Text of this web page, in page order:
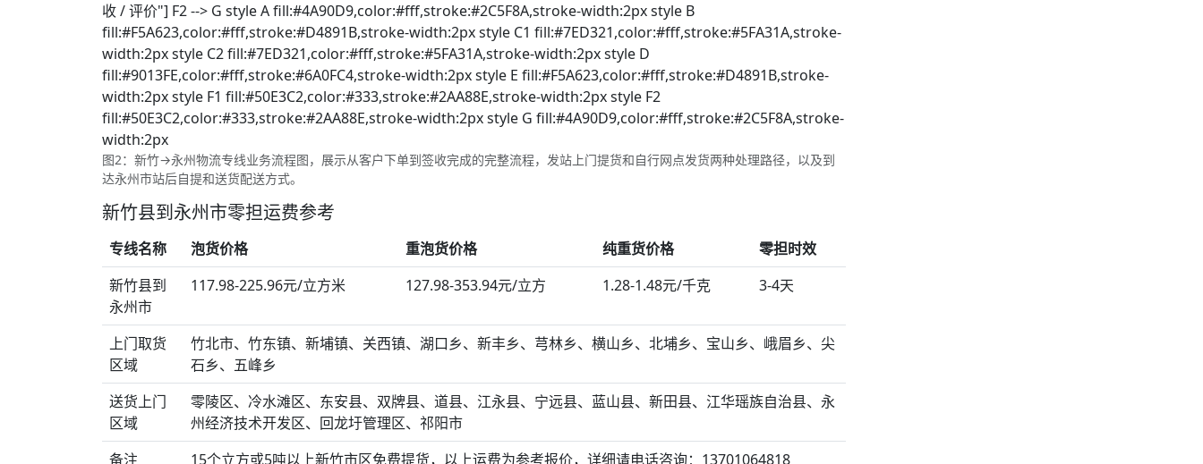
收 / 评价"] F2 --> G style A fill:#4A90D9,color:#fff,stroke:#2C5F8A,stroke-width:2px style B
fill:#F5A623,color:#fff,stroke:#D4891B,stroke-width:2px style C1 fill:#7ED321,color:#fff,stroke:#5FA31A,stroke-
width:2px style C2 fill:#7ED321,color:#fff,stroke:#5FA31A,stroke-width:2px style D
fill:#9013FE,color:#fff,stroke:#6A0FC4,stroke-width:2px style E fill:#F5A623,color:#fff,stroke:#D4891B,stroke-
width:2px style F1 fill:#50E3C2,color:#333,stroke:#2AA88E,stroke-width:2px style F2
fill:#50E3C2,color:#333,stroke:#2AA88E,stroke-width:2px style G fill:#4A90D9,color:#fff,stroke:#2C5F8A,stroke-
width:2px
图2：新竹→永州物流专线业务流程图，展示从客户下单到签收完成的完整流程，发站上门提货和自行网点发货两种处理路径，以及到
达永州市站后自提和送货配送方式。
新竹县到永州市零担运费参考
专线名称 泡货价格 重泡货价格 纯重货价格
零担时效
新竹县到
永州市
117.98-225.96元/立方米 127.98-353.94元/立方 1.28-1.48元/千克 3-4天
上门取货
区域
竹北市、竹东镇、新埔镇、关西镇、湖口乡、新丰乡、芎林乡、横山乡、北埔乡、宝山乡、峨眉乡、尖
石乡、五峰乡
送货上门
区域
零陵区、冷水滩区、东安县、双牌县、道县、江永县、宁远县、蓝山县、新田县、江华瑶族自治县、永
州经济技术开发区、回龙圩管理区、祁阳市
备注
15个立方或5吨以上新竹市区免费提货，以上运费为参考报价，详细请电话咨询：13701064818